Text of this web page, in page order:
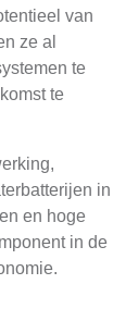
van
ze al
te
te
in
en hoge
in de